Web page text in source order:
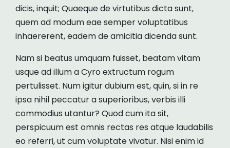
dicis, inquit; Quaeque de virtutibus dicta sunt,
quem ad modum eae semper voluptatibus
inhaererent, eadem de amicitia dicenda sunt.
Nam si beatus umquam fuisset, beatam vitam
usque ad illum a Cyro extructum rogum
pertulisset. Num igitur dubium est, quin, si in re
ipsa nihil peccatur a superioribus, verbis illi
commodius utantur? Quod cum ita sit,
perspicuum est omnis rectas res atque laudabilis
eo referri, ut cum voluptate vivatur. Nisi enim id